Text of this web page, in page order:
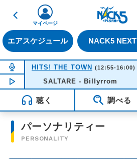
戻る
エアスケジュール NACK5 NEXT
マイページ
NOW ON AIR
HITS! THE TOWN (12:55-16:00)
NOW PLAYING 14:14
SALTARE - Billyrrom
聴く 調べる
パーソナリティー
PERSONALITY